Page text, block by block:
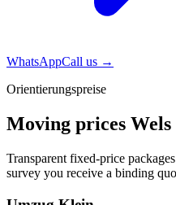
WhatsAppCall us →
Orientierungspreise
Moving prices Wels
Transparent fixed-price
survey you receive a binding